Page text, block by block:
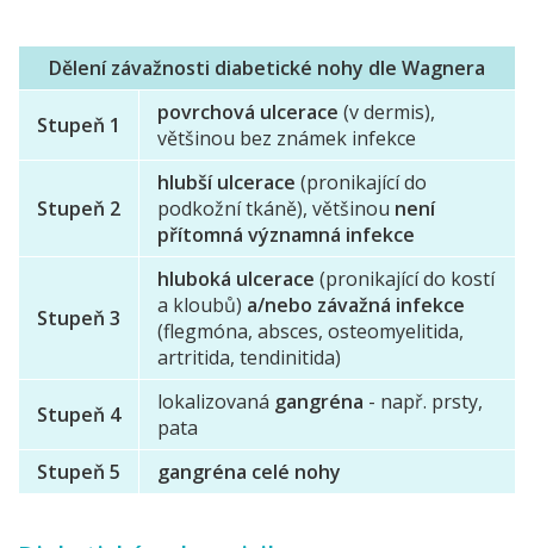
Dělení závažnosti diabetické nohy dle Wagnera
Stupeň 1 povrchová ulcerace (v dermis),
většinou bez známek infekce
Stupeň 2
hlubší ulcerace (pronikající do
podkožní tkáně), většinou není
přítomná významná infekce
Stupeň 3
hluboká ulcerace (pronikající do kostí
a kloubů) a/nebo závažná infekce
(flegmóna, absces, osteomyelitida,
artritida, tendinitida)
Stupeň 4 lokalizovaná gangréna - např. prsty,
pata
Stupeň 5
gangréna celé nohy